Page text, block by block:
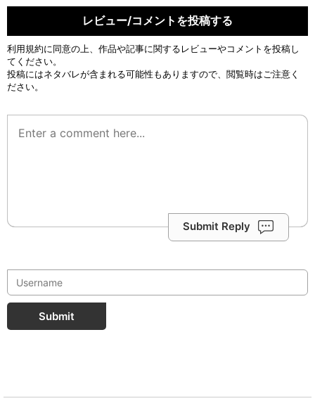
レビュー/コメントを投稿する
利用規約に同意の上、作品や記事に関するレビューやコメントを投稿し
てください。
投稿にはネタバレが含まれる可能性もありますので、閲覧時はご注意く
ださい。
Submit Reply
Submit